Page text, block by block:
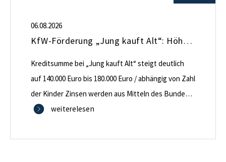
06.08.2026
KfW-Förderung „Jung kauft Alt“: Höhere Kredite ab August 2026
Kreditsumme bei „Jung kauft Alt“ steigt deutlich
auf 140.000 Euro bis 180.000 Euro / abhängig von Zahl
der Kinder Zinsen werden aus Mitteln des Bundes
verbilligt: Heutiger Zins bei 0,53 Prozent effektiv bei
Antragstellende verpflichten sich zu energetischer
weiterelesen